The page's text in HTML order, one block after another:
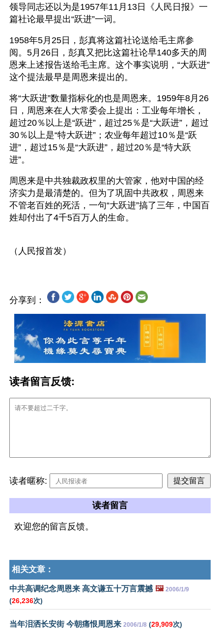
领导同志还以为是1957年11月13日《人民日报》一
篇社论最早提出“跃进”一词。
1958年5月25日，彭真将这篇社论送给毛主席参
阅。5月26日，彭真又把比这篇社论早140多天的周
恩来上述报告送给毛主席。这个事实说明，“大跃进”
这个提法最早是周恩来提出的。
将“大跃进”数量指标化的也是周恩来。1959年8月26
日，周恩来在人大常委会上提出：工业每年增长，
超过20％以上是“跃进”，超过25％是“大跃进”，超过
30％以上是“特大跃进”；农业每年超过10％是“跃
进”，超过15％是“大跃进”，超过20％是“特大跃
进”。
周恩来是中共独裁政权里的大管家，他对中国的经
济实力是最清楚的。但为了巩固中共政权，周恩来
不管老百姓的死活，一句“大跃进”搞了三年，中国百
姓却付出了4千5百万人的生命。
分享到：
读者留言反馈:
读者暱称:
读者留言
欢迎您的留言反馈。
相关文章：
中共高调纪念周恩来 高文谦五十万言震撼 🖼️ 2006/1/9
(26,236次)
当年泪洒长安街 今朝痛恨周恩来 2006/1/8 (29,909次)